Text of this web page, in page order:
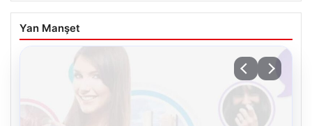
Yan Manşet